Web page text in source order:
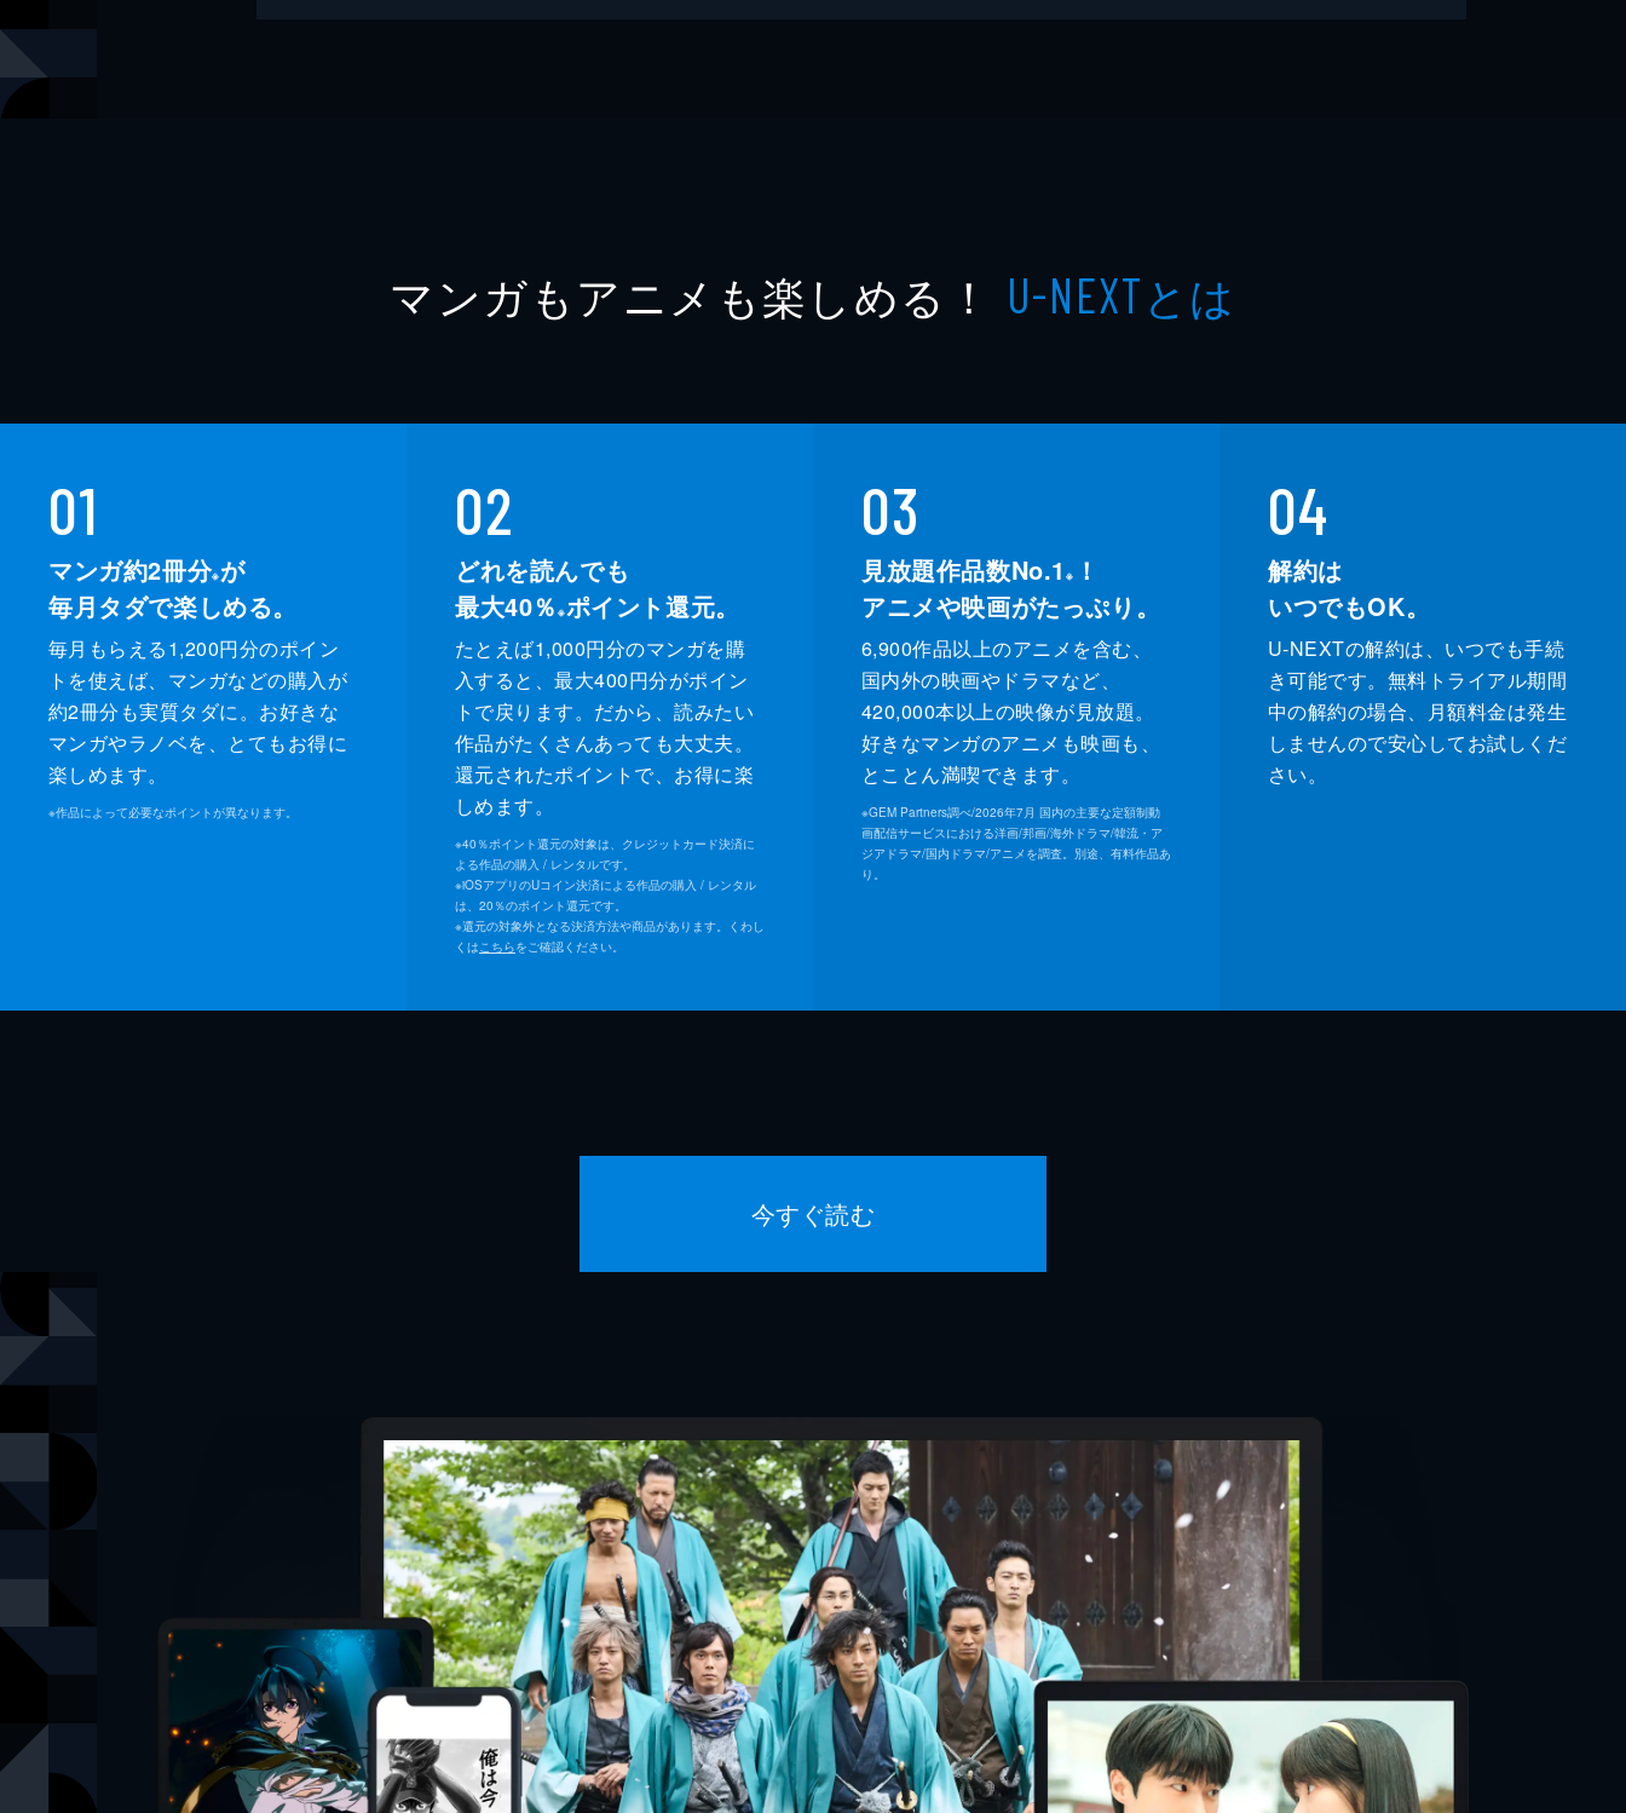
マンガもアニメも楽しめる！ U-NEXTとは
01
マンガ約2冊分※が
毎月タダで楽しめる。
毎月もらえる1,200円分のポイン
トを使えば、マンガなどの購入が
約2冊分も実質タダに。お好きな
マンガやラノベを、とてもお得に
楽しめます。
※作品によって必要なポイントが異なります。
02
どれを読んでも
最大40％ ※ポイント還元。
たとえば1,000円分のマンガを購
入すると、最大400円分がポイン
トで戻ります。だから、読みたい
作品がたくさんあっても大丈夫。
還元されたポイントで、お得に楽
しめます。
※40％ポイント還元の対象は、クレジットカード決済に
よる作品の購入 / レンタルです。
※iOSアプリのUコイン決済による作品の購入 / レンタル
は、20％のポイント還元です。
※還元の対象外となる決済方法や商品があります。くわし
くはこちらをご確認ください。
03
見放題作品数No.1 ※
！
アニメや映画がたっぷり。
6,900作品以上のアニメを含む、
国内外の映画やドラマなど、
420,000本以上の映像が見放題。
好きなマンガのアニメも映画も、
とことん満喫できます。
※GEM Partners調べ/2026年7⽉ 国内の主要な定額制動
画配信サービスにおける洋画/邦画/海外ドラマ/韓流・ア
ジアドラマ/国内ドラマ/アニメを調査。別途、有料作品あ
り。
04
解約は
いつでもOK。
U-NEXTの解約は、いつでも手続
き可能です。無料トライアル期間
中の解約の場合、月額料金は発生
しませんので安心してお試しくだ
さい。
今すぐ読む